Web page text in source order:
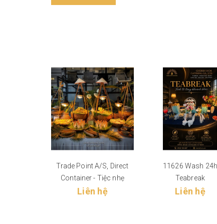
Trade Point A/S, Direct
Container - Tiệc nhẹ
Liên hệ
11626 Wash 24h
Teabreak
Liên hệ